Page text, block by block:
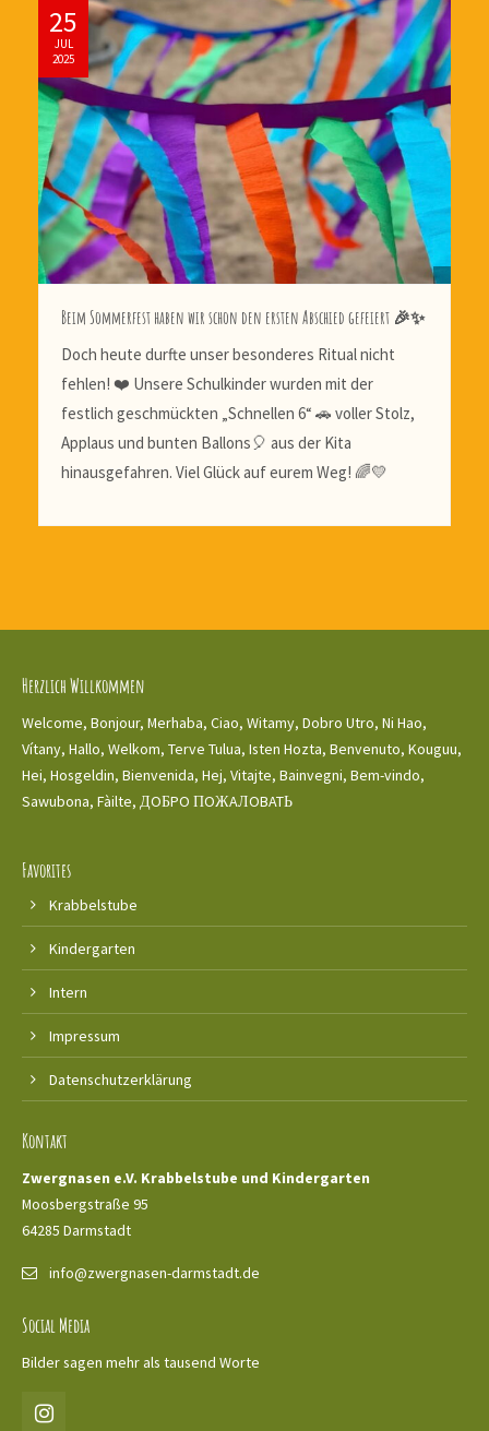
25
JUL
2025
Beim Sommerfest haben wir schon den ersten Abschied gefeiert 🎉✨
Doch heute durfte unser besonderes Ritual nicht
fehlen! ❤️ Unsere Schulkinder wurden mit der
festlich geschmückten „Schnellen 6“ 🚗 voller Stolz,
Applaus und bunten Ballons🎈 aus der Kita
hinausgefahren. Viel Glück auf eurem Weg! 🌈💛
Herzlich Willkommen
Welcome, Bonjour, Merhaba, Ciao, Witamy, Dobro Utro, Ni Hao,
Vítany, Hallo, Welkom, Terve Tulua, Isten Hozta, Benvenuto, Kouguu,
Hei, Hosgeldin, Bienvenida, Hej, Vitajte, Bainvegni, Bem-vindo,
Sawubona, Fàilte, ДOБPO ПOЖAЛOBATЬ
Favorites
Krabbelstube
Kindergarten
Intern
Impressum
Datenschutzerklärung
Kontakt
Zwergnasen e.V. Krabbelstube und Kindergarten
Moosbergstraße 95
64285 Darmstadt
info@zwergnasen-darmstadt.de
Social Media
Bilder sagen mehr als tausend Worte